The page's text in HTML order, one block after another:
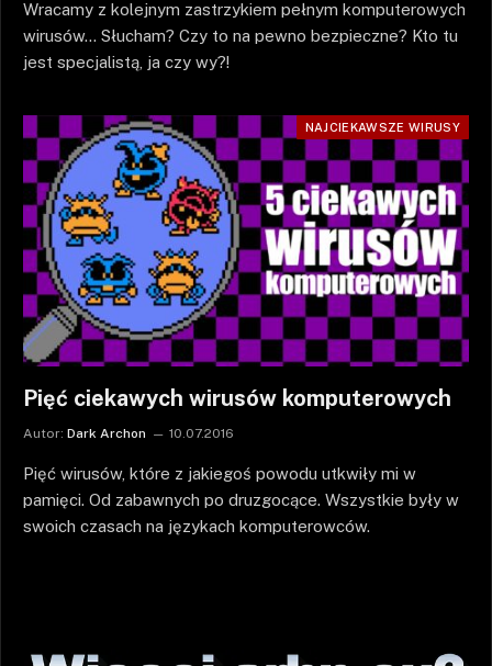
Wracamy z kolejnym zastrzykiem pełnym komputerowych
wirusów… Słucham? Czy to na pewno bezpieczne? Kto tu
jest specjalistą, ja czy wy?!
NAJCIEKAWSZE WIRUSY
Pięć ciekawych wirusów komputerowych
Autor: Dark Archon 10.07.2016
Pięć wirusów, które z jakiegoś powodu utkwiły mi w
pamięci. Od zabawnych po druzgocące. Wszystkie były w
swoich czasach na językach komputerowców.